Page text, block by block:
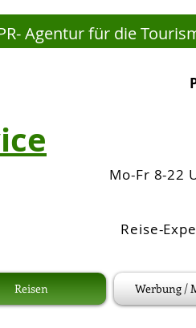
Agentur für die
Mo-Fr 8-22
Reise-
Reisen Werbung /